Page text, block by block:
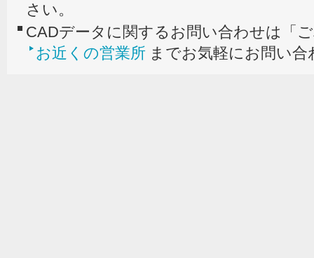
さい。
CADデータに関するお問い合わせは「
お近くの営業所 までお気軽にお問い